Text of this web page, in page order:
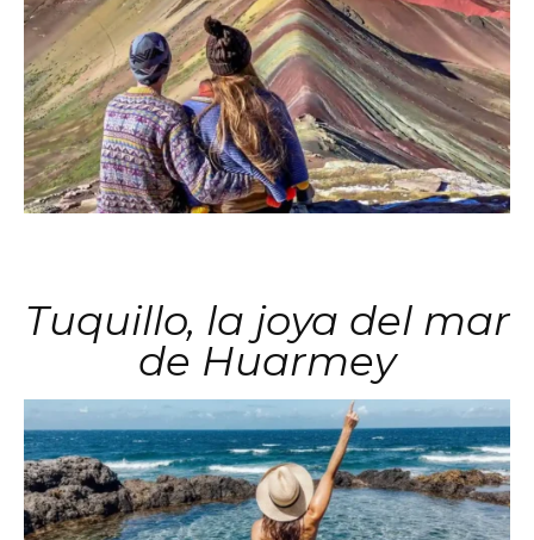
Tuquillo, la joya del mar
de Huarmey